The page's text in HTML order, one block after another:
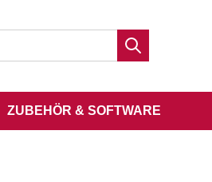
ZUBEHÖR & SOFTWARE